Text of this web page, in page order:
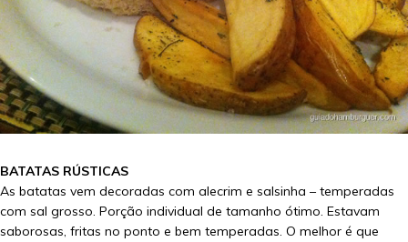
BATATAS RÚSTICAS
As batatas vem decoradas com alecrim e salsinha – temperadas
com sal grosso. Porção individual de tamanho ótimo. Estavam
saborosas, fritas no ponto e bem temperadas. O melhor é que